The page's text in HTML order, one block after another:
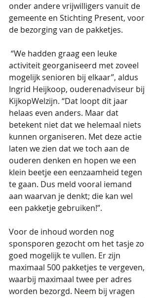
onder andere vrijwilligers vanuit de
gemeente en Stichting Present, voor
de bezorging van de pakketjes.
activiteit georganiseerd met zoveel
mogelijk senioren bij elkaar”, aldus
Ingrid Heijkoop, ouderenadviseur bij
KijkopWelzijn. “Dat loopt dit jaar
helaas even anders. Maar dat
betekent niet dat we helemaal niets
kunnen organiseren. Met deze actie
laten we zien dat we toch aan de
ouderen denken en hopen we een
klein beetje een eenzaamheid tegen
te gaan. Dus meld vooral iemand
aan waarvan je denkt; die kan wel
een pakketje gebruiken!”.
Voor de inhoud worden nog
sponsporen gezocht om het tasje zo
goed mogelijk te vullen. Er zijn
maximaal 500 pakketjes te vergeven,
waarbij maximaal twee per adres
worden bezorgd. Neem bij vragen